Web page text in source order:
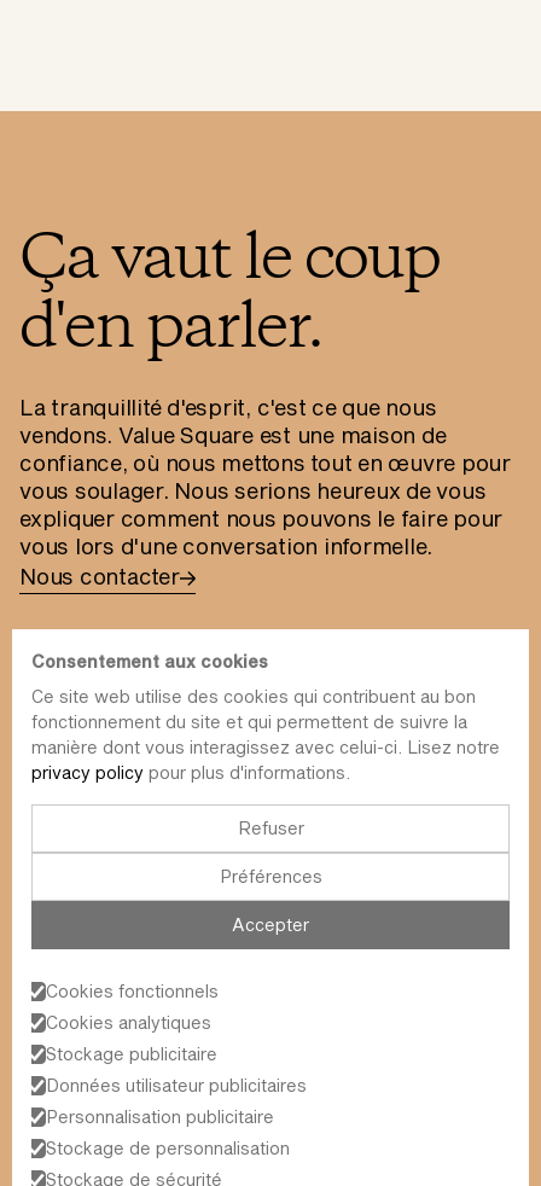
Ça vaut le coup
d'en parler.
La tranquillité d'esprit, c'est ce que nous
vendons. Value Square est une maison de
confiance, où nous mettons tout en œuvre pour
vous soulager. Nous serions heureux de vous
expliquer comment nous pouvons le faire pour
vous lors d'une conversation informelle.
Nous contacter
info@value-square.be
+32 9 241 57 57
RDT
À propos de nous
Contact
Simulateur
Value Square N.V.
Schoonzichtstraat 23A
9051 Gand (Sint-Denijs-Westrem)
Termes et conditions générales
Politique de confidentialité
Consentement aux cookies
Ce site web utilise des cookies qui contribuent au bon
fonctionnement du site et qui permettent de suivre la
manière dont vous interagissez avec celui-ci. Lisez notre
privacy policy pour plus d'informations.
Refuser
Préférences
Accepter
Cookies fonctionnels
Cookies analytiques
Stockage publicitaire
Données utilisateur publicitaires
Personnalisation publicitaire
Stockage de personnalisation
Stockage de sécurité